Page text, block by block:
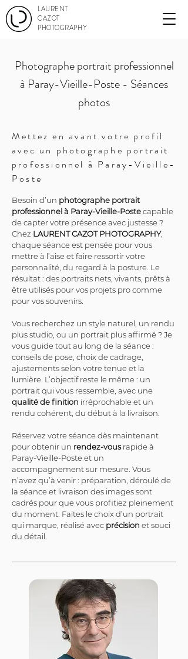
LAURENT
CAZOT
PHOTOGRAPHY
Photographe portrait professionnel
à Paray-Vieille-Poste - Séances
photos
Mettez en avant votre profil
avec un photographe portrait
professionnel à Paray-Vieille-
Poste
Besoin d’un photographe portrait
professionnel à Paray-Vieille-Poste capable
de capter votre présence avec justesse ?
Chez LAURENT CAZOT PHOTOGRAPHY,
chaque séance est pensée pour vous
mettre à l’aise et faire ressortir votre
personnalité, du regard à la posture. Le
résultat : des portraits nets, vivants, prêts à
être utilisés pour vos projets pro comme
pour vos souvenirs.
Vous recherchez un style naturel, un rendu
plus studio, ou un portrait plus affirmé ? Je
vous guide tout au long de la séance :
conseils de pose, choix de cadrage,
ajustements selon votre tenue et la
lumière. L’objectif reste le même : un
portrait qui vous ressemble, avec une
qualité de finition irréprochable et un
rendu cohérent, du début à la livraison.
Réservez votre séance dès maintenant
pour obtenir un rendez-vous rapide à
Paray-Vieille-Poste et un
accompagnement sur mesure. Vous
n’avez qu’à venir : préparation, déroulé de
la séance et livraison des images sont
cadrés pour que vous profitiez pleinement
du moment. Faites le choix d’un portrait
qui marque, réalisé avec précision et souci
du détail.